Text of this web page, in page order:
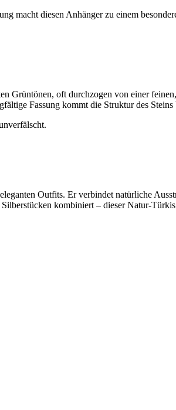
macht diesen Anhänger zu einem
Grüntönen, oft durchzogen von einer
Fassung kommt die Struktur des
Outfits. Er verbindet natürliche
kombiniert – dieser Natur-